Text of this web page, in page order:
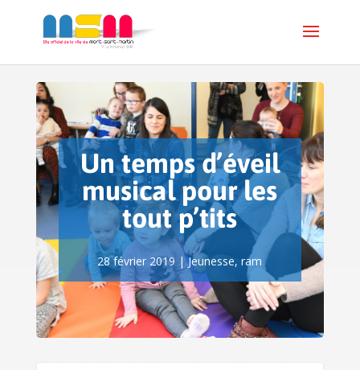
Un temps d’éveil
musical pour les
tout p’tits
28 février 2019 |Jeunesse,ram